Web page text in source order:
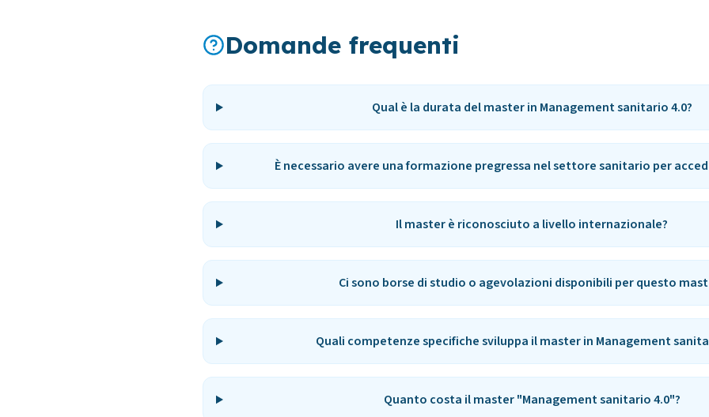
Domande frequenti
Qual è la durata del master in Management sanitario 4.0?
È necessario avere una formazione pregressa nel settore sanitario per
Il master è riconosciuto a livello internazionale?
Ci sono borse di studio o agevolazioni disponibili per questo
Quali competenze specifiche sviluppa il master in Management
Quanto costa il master "Management sanitario 4.0"?